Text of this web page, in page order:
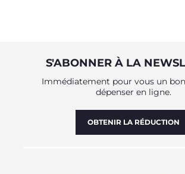
S'ABONNER À LA
Immédiatement pour vous un bon
dépenser en ligne.
OBTENIR LA RÉDUCTION